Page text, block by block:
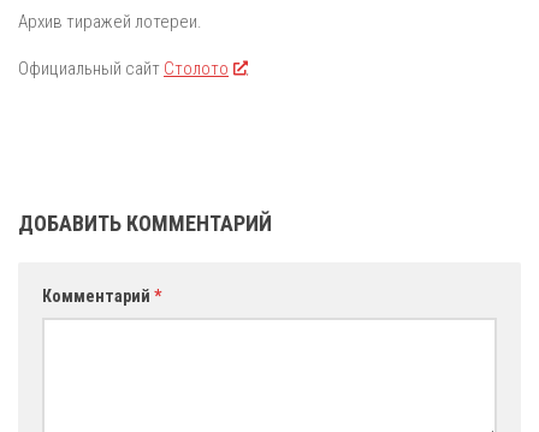
Архив тиражей лотереи.
Официальный сайт Столото .
ДОБАВИТЬ КОММЕНТАРИЙ
Комментарий *